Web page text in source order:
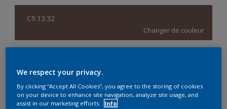
C9.13.32
Changer de couleur
1L
Quantité Calculateur de peinture
We respect your privacy.
By clicking “Accept All Cookies”, you agree to the storing of cookies
on your device to enhance site navigation, analyze site usage, and
assist in our marketing efforts.
Info